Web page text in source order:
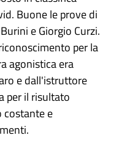
Buone le prove di
e Giorgio Curzi.
per la
agonistica era
e dall'istruttore
per il risultato
e